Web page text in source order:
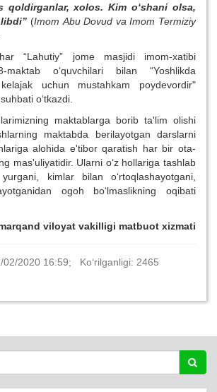
qoldirganlar, xolos. Kim o‘shani olsa,
” (Imom Abu Dovud va Imom Termiziy
“Lahutiy” jome masjidi imom-xatibi
maktab o‘quvchilari bilan “Yoshlikda
uchun mustahkam poydevordir"
o‘tkazdi.
maktablarga borib ta'lim olishi
maktabda berilayotgan darslarni
alohida e'tibor qaratish har bir ota-
mas'uliyatidir. Ularni o‘z hollariga tashlab
kimlar bilan o‘rtoqlashayotgani,
ogoh bo‘lmaslikning oqibati
viloyat vakilligi matbuot xizmati
02/2020 16:59; Ko‘rilganligi: 2465